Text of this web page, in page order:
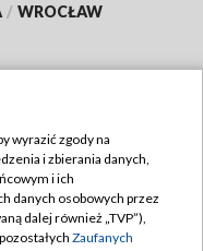
/ WROCŁAW
wyrazić zgody na
i zbierania danych,
i ich
danych osobowych przez
dalej również „TVP”),
Zaufanych